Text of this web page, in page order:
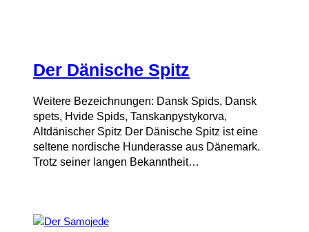
Der Dänische Spitz
Weitere Bezeichnungen: Dansk Spids, Dansk
spets, Hvide Spids, Tanskanpystykorva,
Altdänischer Spitz Der Dänische Spitz ist eine
seltene nordische Hunderasse aus Dänemark.
Trotz seiner langen Bekanntheit…